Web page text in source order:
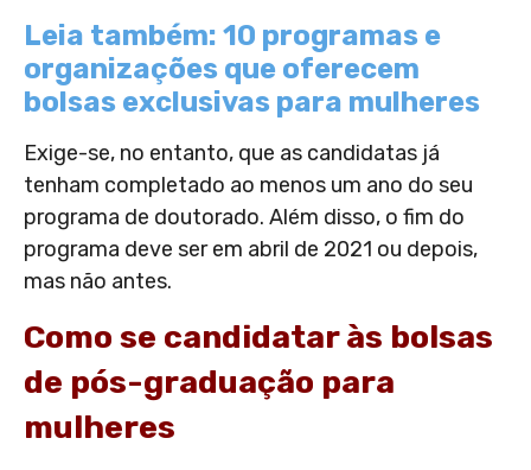
Leia também: 10 programas e
organizações que oferecem
bolsas exclusivas para mulheres
Exige-se, no entanto, que as candidatas já
tenham completado ao menos um ano do seu
programa de doutorado. Além disso, o fim do
programa deve ser em abril de 2021 ou depois,
mas não antes.
Como se candidatar às bolsas
de pós-graduação para
mulheres